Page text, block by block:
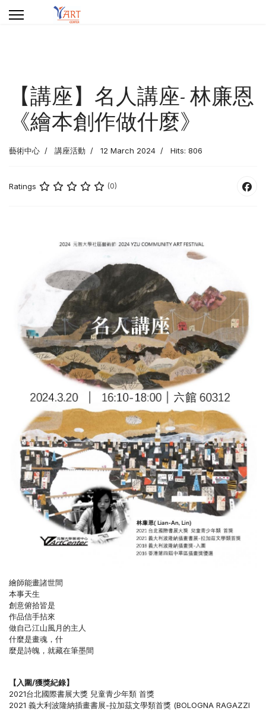
【講座】名人講座- 林廉恩
《繪本創作做什麼》
藝術中心 講座活動 12 March 2024 Hits: 806
Ratings (0)
繪師能畫諸世間
本事天生
創意俯拾皆是
作品信手拈來
做自己江山風月的主人
什麼是畫魂，什
麼是詩魄，就藏在筆墨間
【入圍/獲獎紀錄】
2021台北國際書展大獎 兒童青少年類 首獎
2021 義大利波隆納插畫書展-拉加茲文學類首獎 (BOLOGNA RAGAZZI